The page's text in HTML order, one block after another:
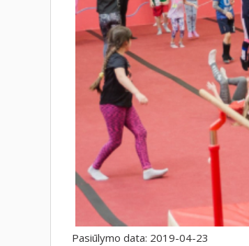
Pasiūlymo data: 2019-04-23